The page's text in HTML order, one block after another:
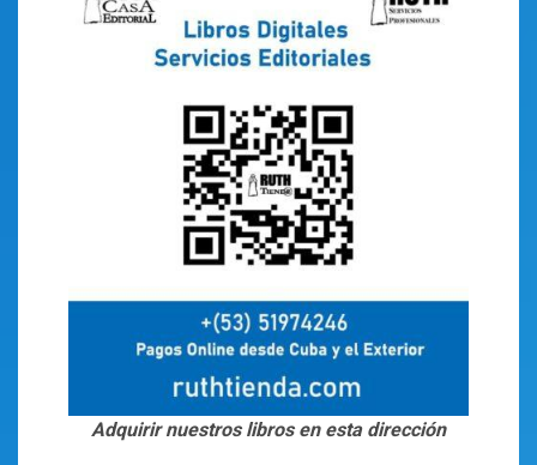
Adquirir nuestros libros en esta dirección